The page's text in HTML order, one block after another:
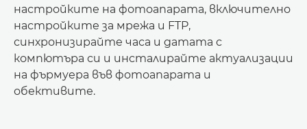
настройките на фотоапарата, включително
настройките за мрежа и FTP,
синхронизирайте часа и датата с
компютъра си и инсталирайте актуализации
на фърмуера във фотоапарата и
обективите.